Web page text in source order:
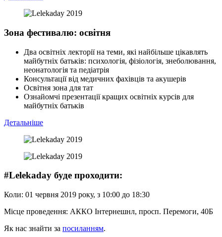
Зона фестивалю: освітня
Два освітніх лекторії на теми, які найбільше цікавлять
майбутніх батьків: психологія, фізіологія, знеболювання,
неонатологія та педіатрія
Консультації від медичних фахівців та акушерів
Освітня зона для тат
Ознайомчі презентації кращих освітніх курсів для
майбутніх батьків
Детальніше
#Lelekaday буде проходити:
Коли: 01 червня 2019 року, з 10:00 до 18:30
Місце проведення: АККО Інтернешнл, просп. Перемоги, 40Б
Як нас знайти за посиланням.